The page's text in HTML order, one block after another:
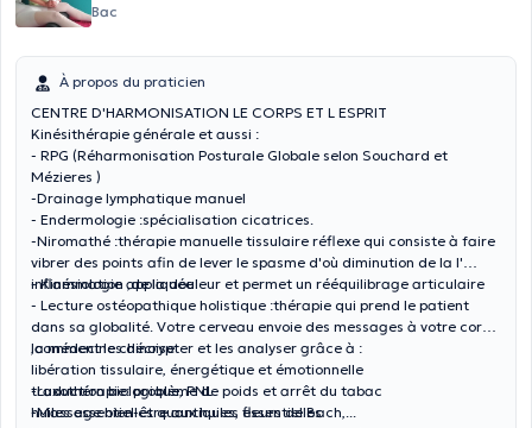
Bac
À propos du praticien
CENTRE D'HARMONISATION LE CORPS ET L ESPRIT
Kinésithérapie générale et aussi :
- RPG (Réharmonisation Posturale Globale selon Souchard et
Mézieres )
-Drainage lymphatique manuel
- Endermologie :spécialisation cicatrices.
-Niromathé :thérapie manuelle tissulaire réflexe qui consiste à faire
vibrer des points afin de lever le spasme d'où diminution de la l'
inflammation ,de la douleur et permet un rééquilibrage articulaire
- Kinésiologie appliquée
- Lecture ostéopathique holistique :thérapie qui prend le patient
dans sa globalité. Votre cerveau envoie des messages à votre corps
,comment les décrypter et les analyser grâce à :
la médecine chinoise
libération tissulaire, énergétique et émotionnelle
traduction biologique, PNL
huiles essentielles quantiques, fleurs de Bach,...
-Luxothérapie: problème de poids et arrêt du tabac
-Massage bien-être aux huiles essentielles